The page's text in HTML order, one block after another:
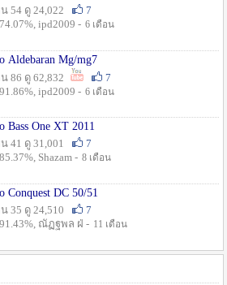
54 ดู 24,022
7
ipd2009 - 6 เดือน
Aldebaran Mg/mg7
86 ดู 62,832
7
ipd2009 - 6 เดือน
Bass One XT 2011
41 ดู 31,001
7
Shazam - 8 เดือน
Conquest DC 50/51
35 ดู 24,510
7
ณัฏฐพล ฝ่ - 11 เดือน